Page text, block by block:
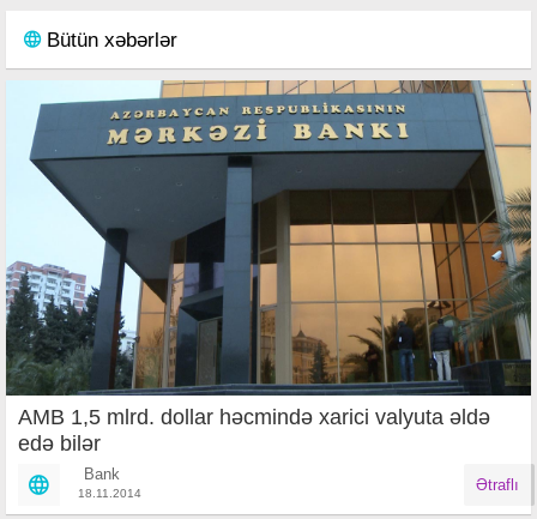
Bütün xəbərlər
AMB 1,5 mlrd. dollar həcmində xarici valyuta əldə
edə bilər
Bank
18.11.2014 Ətraflı